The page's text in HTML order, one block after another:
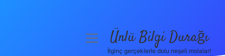
menüyüÜnlü Bilgi Durağı
İlginç gerçeklerle dolu neşeli molalar!